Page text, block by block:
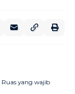
Ruas yang wajib